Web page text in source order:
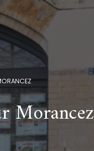
Morancez